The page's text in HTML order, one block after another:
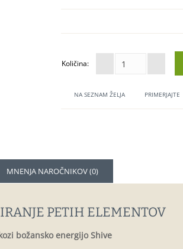
Količina:
NA SEZNAM ŽELJA PRIMERJAJTE
MNENJA NAROČNIKOV (0)
PETIH ELEMENTOV
božansko energijo Shive